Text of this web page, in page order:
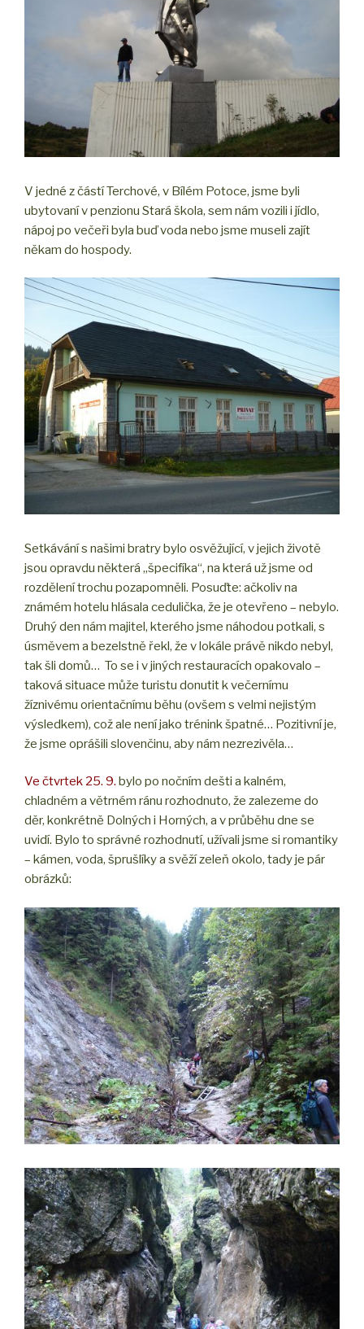
V jedné z částí Terchové, v Bílém Potoce, jsme byli
ubytovaní v penzionu Stará škola, sem nám vozili i jídlo,
nápoj po večeři byla buď voda nebo jsme museli zajít
někam do hospody.
Setkávání s našimi bratry bylo osvěžující, v jejich životě
jsou opravdu některá „špecifíka“, na která už jsme od
rozdělení trochu pozapomněli. Posuďte: ačkoliv na
známém hotelu hlásala cedulička, že je otevřeno – nebylo.
Druhý den nám majitel, kterého jsme náhodou potkali, s
úsměvem a bezelstně řekl, že v lokále právě nikdo nebyl,
tak šli domů… To se i v jiných restauracích opakovalo –
taková situace může turistu donutit k večernímu
žíznivému orientačnímu běhu (ovšem s velmi nejistým
výsledkem), což ale není jako trénink špatné… Pozitivní je,
že jsme oprášili slovenčinu, aby nám nezrezivěla…
Ve čtvrtek 25. 9. bylo po nočním dešti a kalném,
chladném a větrném ránu rozhodnuto, že zalezeme do
děr, konkrétně Dolných i Horných, a v průběhu dne se
uvidí. Bylo to správné rozhodnutí, užívali jsme si romantiky
– kámen, voda, šprušlíky a svěží zeleň okolo, tady je pár
obrázků: